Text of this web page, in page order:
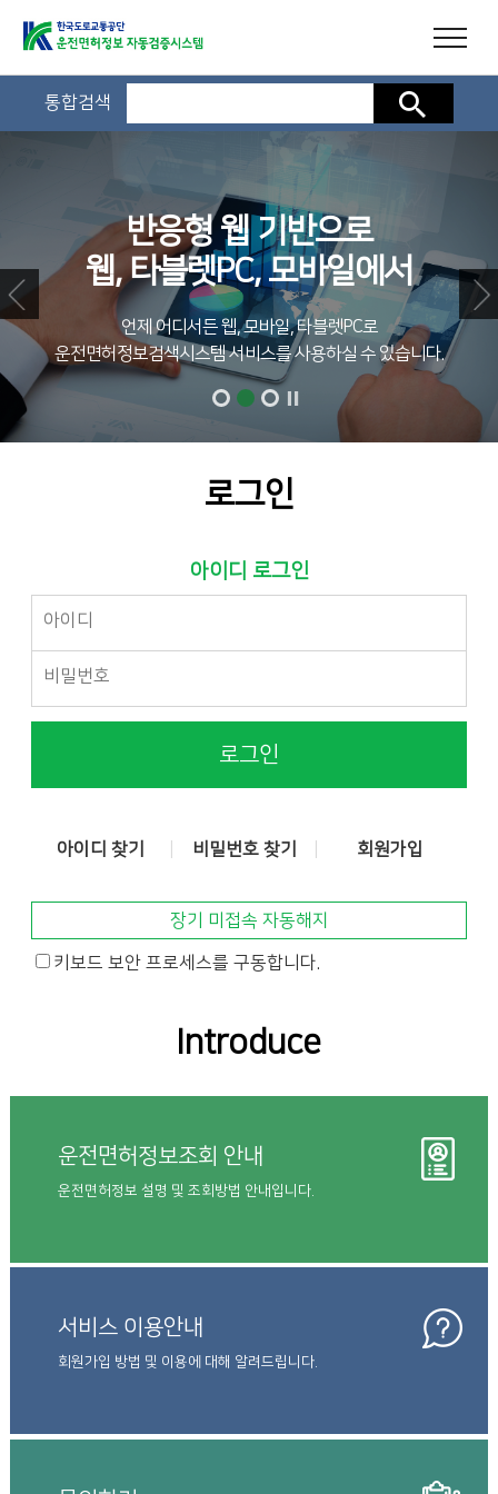
통합검색 검색
반응형 웹 기반으로
웹, 타블렛PC, 모바일에서
언제 어디서든 웹, 모바일, 타블렛PC로
운전면허정보검색시스템 서비스를 사용하실 수 있습니다.
로그인
아이디 로그인
로그인
아이디 찾기 비밀번호 찾기 회원가입
장기 미접속 자동해지
키보드 보안 프로세스를 구동합니다.
Introduce
운전면허정보조회 안내
운전면허정보 설명 및 조회방법 안내입니다.
서비스 이용안내
회원가입 방법 및 이용에 대해 알려드립니다.